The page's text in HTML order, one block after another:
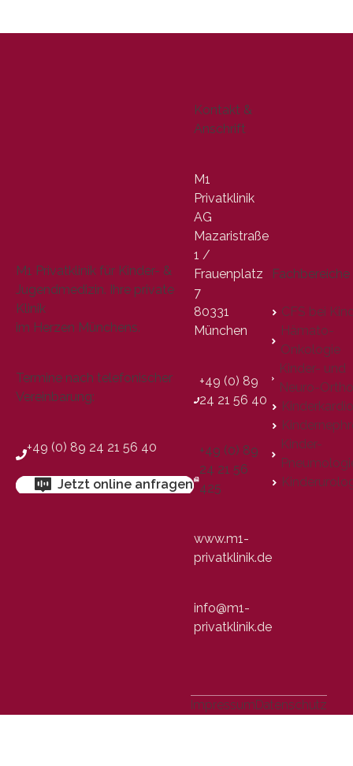
M1 Privatklinik für Kinder- &
Jugendmedizin. Ihre private
Klinik
im Herzen Münchens.
Termine nach telefonischer
Vereinbarung:
+49 (0) 89 24 21 56 40
Jetzt online anfragen
Kontakt &
Anschrift
M1
Privatklinik
AG
Mazaristraße
1 /
Frauenplatz
7
80331
München
+49 (0) 89
24 21 56 40
+49 (0) 89
24 21 56
425
www.m1-
privatklinik.de
info@m1-
privatklinik.de
Fachbereiche
CFS bei
Hämato-
Onkologie
Kinder- und
Neuro-
Kinder-
ImpressumDatenschutz